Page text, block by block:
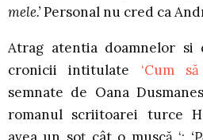
mele.’Personal nu cred ca
Atrag atentia doamnelor si
cronicii intitulate ‘Cum
semnate de Oana
romanul scriitoarei turce
avea un soţ cât o muscă ‘: